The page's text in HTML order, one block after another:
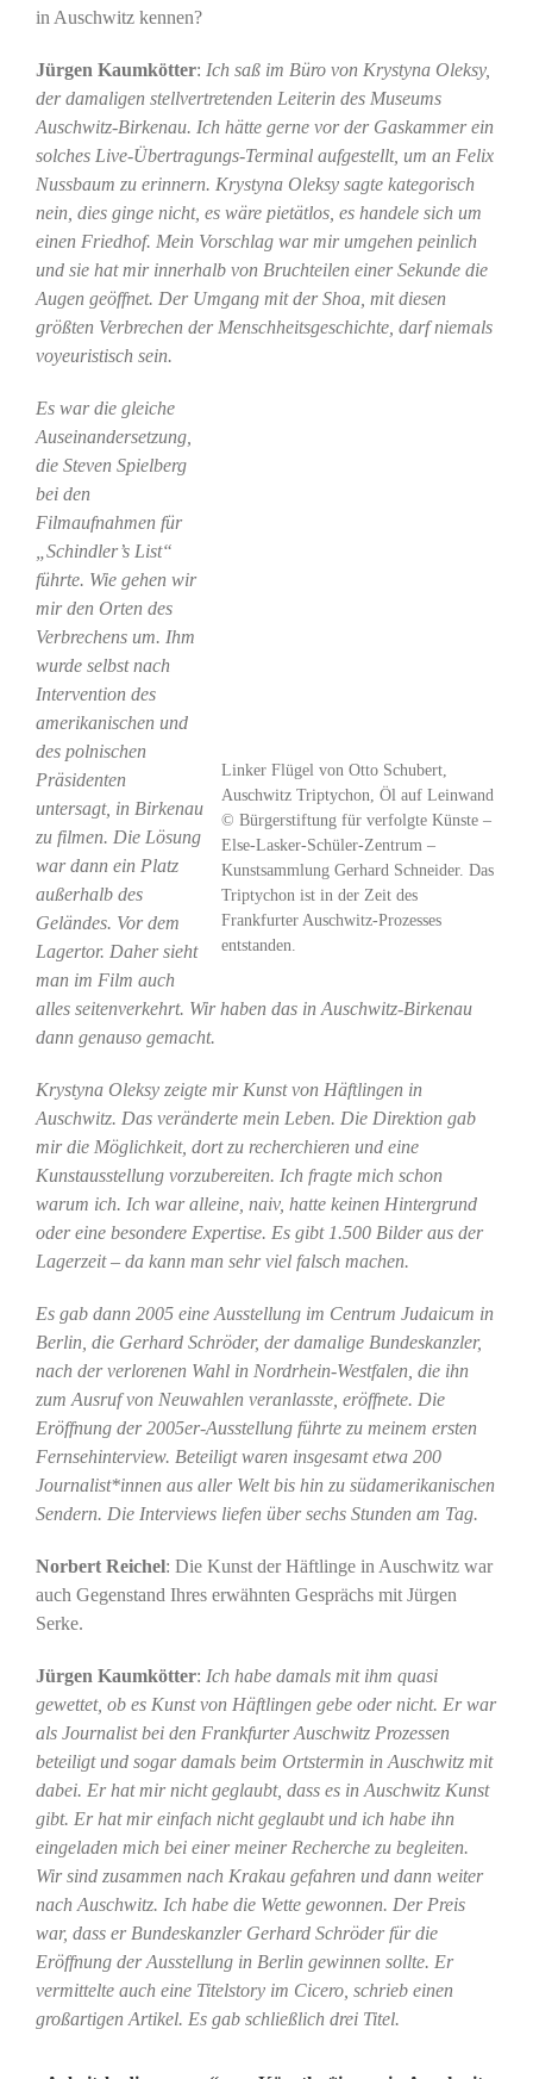
in Auschwitz kennen?
Jürgen Kaumkötter: Ich saß im Büro von Krystyna Oleksy,
der damaligen stellvertretenden Leiterin des Museums
Auschwitz-Birkenau. Ich hätte gerne vor der Gaskammer ein
solches Live-Übertragungs-Terminal aufgestellt, um an Felix
Nussbaum zu erinnern. Krystyna Oleksy sagte kategorisch
nein, dies ginge nicht, es wäre pietätlos, es handele sich um
einen Friedhof. Mein Vorschlag war mir umgehen peinlich
und sie hat mir innerhalb von Bruchteilen einer Sekunde die
Augen geöffnet. Der Umgang mit der Shoa, mit diesen
größten Verbrechen der Menschheitsgeschichte, darf niemals
voyeuristisch sein.
Linker Flügel von Otto Schubert,
Auschwitz Triptychon, Öl auf Leinwand
© Bürgerstiftung für verfolgte Künste –
Else-Lasker-Schüler-Zentrum –
Kunstsammlung Gerhard Schneider. Das
Triptychon ist in der Zeit des
Frankfurter Auschwitz-Prozesses
entstanden.
Es war die gleiche
Auseinandersetzung,
die Steven Spielberg
bei den
Filmaufnahmen für
„Schindler’s List“
führte. Wie gehen wir
mir den Orten des
Verbrechens um. Ihm
wurde selbst nach
Intervention des
amerikanischen und
des polnischen
Präsidenten
untersagt, in Birkenau
zu filmen. Die Lösung
war dann ein Platz
außerhalb des
Geländes. Vor dem
Lagertor. Daher sieht
man im Film auch
alles seitenverkehrt. Wir haben das in Auschwitz-Birkenau
dann genauso gemacht.
Krystyna Oleksy zeigte mir Kunst von Häftlingen in
Auschwitz. Das veränderte mein Leben. Die Direktion gab
mir die Möglichkeit, dort zu recherchieren und eine
Kunstausstellung vorzubereiten. Ich fragte mich schon
warum ich. Ich war alleine, naiv, hatte keinen Hintergrund
oder eine besondere Expertise. Es gibt 1.500 Bilder aus der
Lagerzeit – da kann man sehr viel falsch machen.
Es gab dann 2005 eine Ausstellung im Centrum Judaicum in
Berlin, die Gerhard Schröder, der damalige Bundeskanzler,
nach der verlorenen Wahl in Nordrhein-Westfalen, die ihn
zum Ausruf von Neuwahlen veranlasste, eröffnete. Die
Eröffnung der 2005er-Ausstellung führte zu meinem ersten
Fernsehinterview. Beteiligt waren insgesamt etwa 200
Journalist*innen aus aller Welt bis hin zu südamerikanischen
Sendern. Die Interviews liefen über sechs Stunden am Tag.
Norbert Reichel: Die Kunst der Häftlinge in Auschwitz war
auch Gegenstand Ihres erwähnten Gesprächs mit Jürgen
Serke.
Jürgen Kaumkötter: Ich habe damals mit ihm quasi
gewettet, ob es Kunst von Häftlingen gebe oder nicht. Er war
als Journalist bei den Frankfurter Auschwitz Prozessen
beteiligt und sogar damals beim Ortstermin in Auschwitz mit
dabei. Er hat mir nicht geglaubt, dass es in Auschwitz Kunst
gibt. Er hat mir einfach nicht geglaubt und ich habe ihn
eingeladen mich bei einer meiner Recherche zu begleiten.
Wir sind zusammen nach Krakau gefahren und dann weiter
nach Auschwitz. Ich habe die Wette gewonnen. Der Preis
war, dass er Bundeskanzler Gerhard Schröder für die
Eröffnung der Ausstellung in Berlin gewinnen sollte. Er
vermittelte auch eine Titelstory im Cicero, schrieb einen
großartigen Artikel. Es gab schließlich drei Titel.